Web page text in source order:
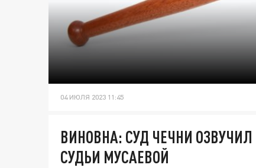
04 ИЮЛЯ 2023 11:45
ВИНОВНА: СУД ЧЕЧНИ
СУДЬИ МУСАЕВОЙ